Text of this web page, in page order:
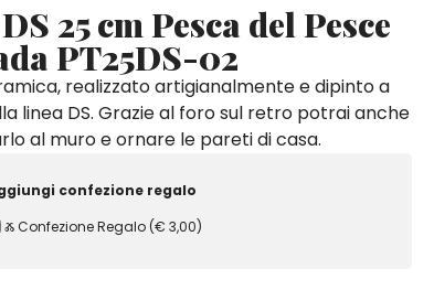
25 cm Pesca del Pesce
PT25DS-02
realizzato artigianalmente e dipinto a
linea DS. Grazie al foro sul retro potrai anche
al muro e ornare le pareti di casa.
confezione regalo
Ⰶ Confezione Regalo (€ 3,00)